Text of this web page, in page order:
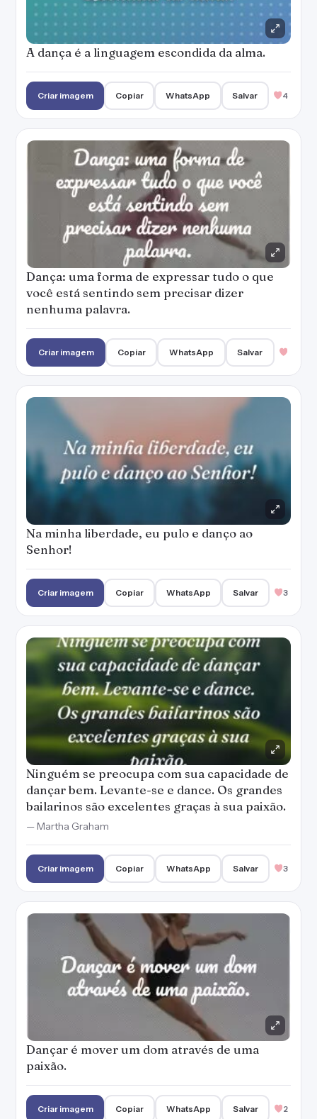
A dança é a linguagem escondida da alma.
Criar imagem Copiar WhatsApp Salvar 4
Dança: uma forma de expressar tudo o que
você está sentindo sem precisar dizer
nenhuma palavra.
Criar imagem Copiar WhatsApp Salvar
Na minha liberdade, eu pulo e danço ao
Senhor!
Criar imagem Copiar WhatsApp Salvar 3
Ninguém se preocupa com sua capacidade de
dançar bem. Levante-se e dance. Os grandes
bailarinos são excelentes graças à sua paixão.
— Martha Graham
Criar imagem Copiar WhatsApp Salvar 3
Dançar é mover um dom através de uma
paixão.
Criar imagem Copiar WhatsApp Salvar 2